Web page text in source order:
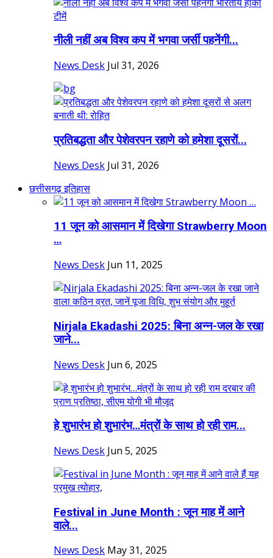
नीली नहीं अब विश्व कप में भगवा जर्सी पहनेंगी...
News Desk Jul 31, 2026
प्रतिबद्धता और पेशेवरपन रहाणे को हमेशा दूसरों...
News Desk Jul 31, 2026
छत्तीसगढ़ इतिहास
11 जून को आसमान में दिखेगा Strawberry Moon
…
News Desk Jun 11, 2025
Nirjala Ekadashi 2025: बिना अन्न-जल के रखा
जाने...
News Desk Jun 6, 2025
हे शुभारंभ हो शुभारंभ…मंत्रों के साथ हो रही राम...
News Desk Jun 5, 2025
Festival in June Month : जून माह में आने
वाले...
News Desk May 31, 2025